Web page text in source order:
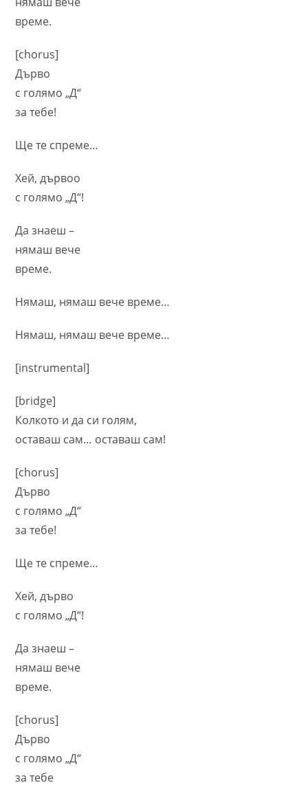
време.
[chorus]
Дърво
с голямо „Д“
за тебе!
Ще те спреме…
Хей, дървоо
с голямо „Д“!
Да знаеш –
нямаш вече
време.
Нямаш, нямаш вече време…
Нямаш, нямаш вече време…
[instrumental]
[bridge]
Колкото и да си голям,
оставаш сам… оставаш сам!
[chorus]
Дърво
с голямо „Д“
за тебе!
Ще те спреме…
Хей, дърво
с голямо „Д“!
Да знаеш –
нямаш вече
време.
[chorus]
Дърво
с голямо „Д“
за тебе